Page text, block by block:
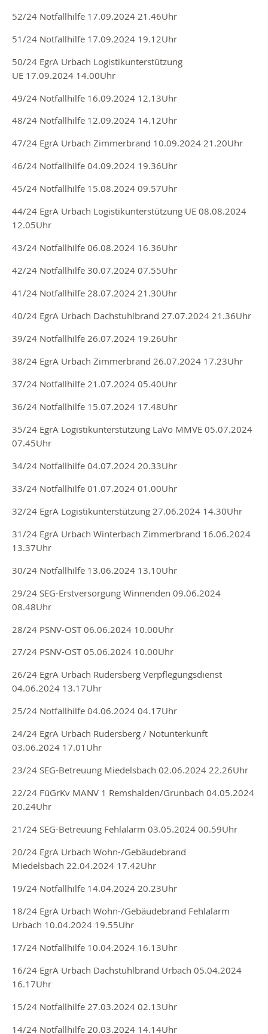
52/24 Notfallhilfe 17.09.2024 21 .46Uhr
51/24 Notfallhilfe 17.09.2024 19.12Uhr
50/24 EgrA Urbach Logistikunterstützung
UE 17.09.2024 14.00Uhr
49/24 Notfallhilfe 16.09.2024 12.13Uhr
48/24 Notfallhilfe 12.09.2024 14.12Uhr
47/24 EgrA Urbach Zimmerbrand 10.09.2024 21.20Uhr
46/24 Notfallhilfe 04.09.2024 19.36Uhr
45/24 Notfallhilfe 15.08.2024 09.57Uhr
44/24 EgrA Urbach Logistikunterstützung UE 08.08.2024
12.05Uhr
43/24 Notfallhilfe 06.08.2024 16.36Uhr
42/24 Notfallhilfe 30.07.2024 07.55Uhr
41/24 Notfallhilfe 28.07.2024 21.30Uhr
40/24 EgrA Urbach Dachstuhlbrand 27.07.2024 21.36Uhr
39/24 Notfallhilfe 26.07.2024 19.26Uhr
38/24 EgrA Urbach Zimmerbrand 26.07.2024 17.23Uhr
37/24 Notfallhilfe 21.07.2024 05.40Uhr
36/24 Notfallhilfe 15.07.2024 17.48Uhr
35/24 EgrA Logistikunterstützung LaVo MMVE 05.07.2024
07.45Uhr
34/24 Notfallhilfe 04.07.2024 20.33Uhr
33/24 Notfallhilfe 01.07.2024 01.00Uhr
32/24 EgrA Logistikunterstützung 27.06.2024 14.30Uhr
31/24 EgrA Urbach Winterbach Zimmerbrand 16.06.2024
13.37Uhr
30/24 Notfallhilfe 13.06.2024 13.10Uhr
29/24 SEG-Erstversorgung Winnenden 09.06.2024
08.48Uhr
28/24 PSNV-OST 06.06.2024 10.00Uhr
27/24 PSNV-OST 05.06.2024 10.00Uhr
26/24 EgrA Urbach Rudersberg Verpflegungsdienst
04.06.2024 13.17Uhr
25/24 Notfallhilfe 04.06.2024 04.17Uhr
24/24 EgrA Urbach Rudersberg / Notunterkunft
03.06.2024 17.01Uhr
23/24 SEG-Betreuung Miedelsbach 02.06.2024 22.26Uhr
22/24 FüGrKv MANV 1 Remshalden/Grunbach 04.05.2024
20.24Uhr
21/24 SEG-Betreuung Fehlalarm 03.05.2024 00.59Uhr
20/24 EgrA Urbach Wohn-/Gebäudebrand
Miedelsbach 22.04.2024 17.42Uhr
19/24 Notfallhilfe 14.04.2024 20.23Uhr
18/24 EgrA Urbach Wohn-/Gebäudebrand Fehlalarm
Urbach 10.04.2024 19.55Uhr
17/24 Notfallhilfe 10.04.2024 16.13Uhr
16/24 EgrA Urbach Dachstuhlbrand Urbach 05.04.2024
16.17Uhr
15/24 Notfallhilfe 27.03.2024 02.13Uhr
14/24 Notfallhilfe 20.03.2024 14.14Uhr